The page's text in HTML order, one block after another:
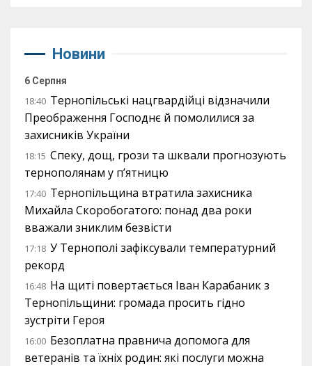
Новини
6 Серпня
18:40 Тернопільські нацгвардійці відзначили
Преображення Господнє й помолилися за
захисників України
18:15 Спеку, дощ, грози та шквали прогнозують
тернополянам у п’ятницю
17:40 Тернопільщина втратила захисника
Михайла Скоробогатого: понад два роки
вважали зниклим безвісти
17:18 У Тернополі зафіксували температурний
рекорд
16:48 На щиті повертається Іван Карабаник з
Тернопільщини: громада просить гідно
зустріти Героя
16:00 Безоплатна правнича допомога для
ветеранів та їхніх родин: які послуги можна